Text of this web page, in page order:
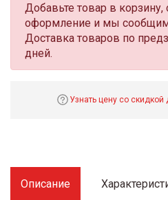
Добавьте товар в корзину,
оформление и мы
Доставка товаров по
дней.
Узнать цену со
Описание